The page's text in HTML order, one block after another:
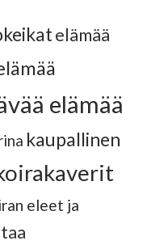
elämää
elämää
kaupallinen
eleet ja